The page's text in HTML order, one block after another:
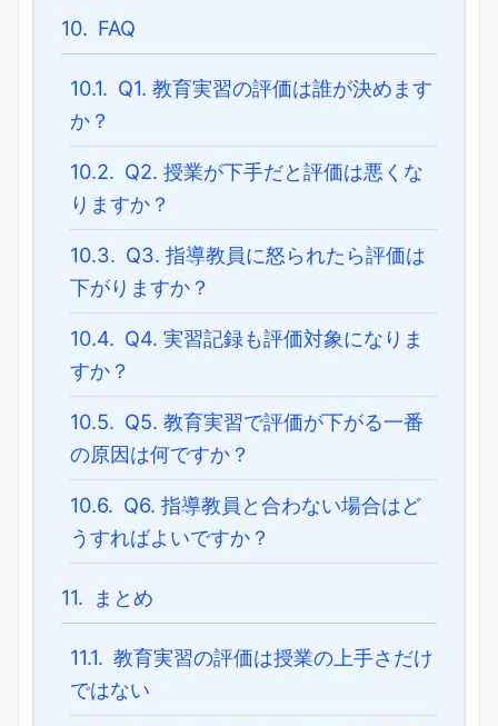
10. FAQ
10.1. Q1. 教育実習の評価は誰が決めます
か？
10.2. Q2. 授業が下手だと評価は悪くな
りますか？
10.3. Q3. 指導教員に怒られたら評価は
下がりますか？
10.4. Q4. 実習記録も評価対象になりま
すか？
10.5. Q5. 教育実習で評価が下がる一番
の原因は何ですか？
10.6. Q6. 指導教員と合わない場合はど
うすればよいですか？
11. まとめ
11.1. 教育実習の評価は授業の上手さだけ
ではない